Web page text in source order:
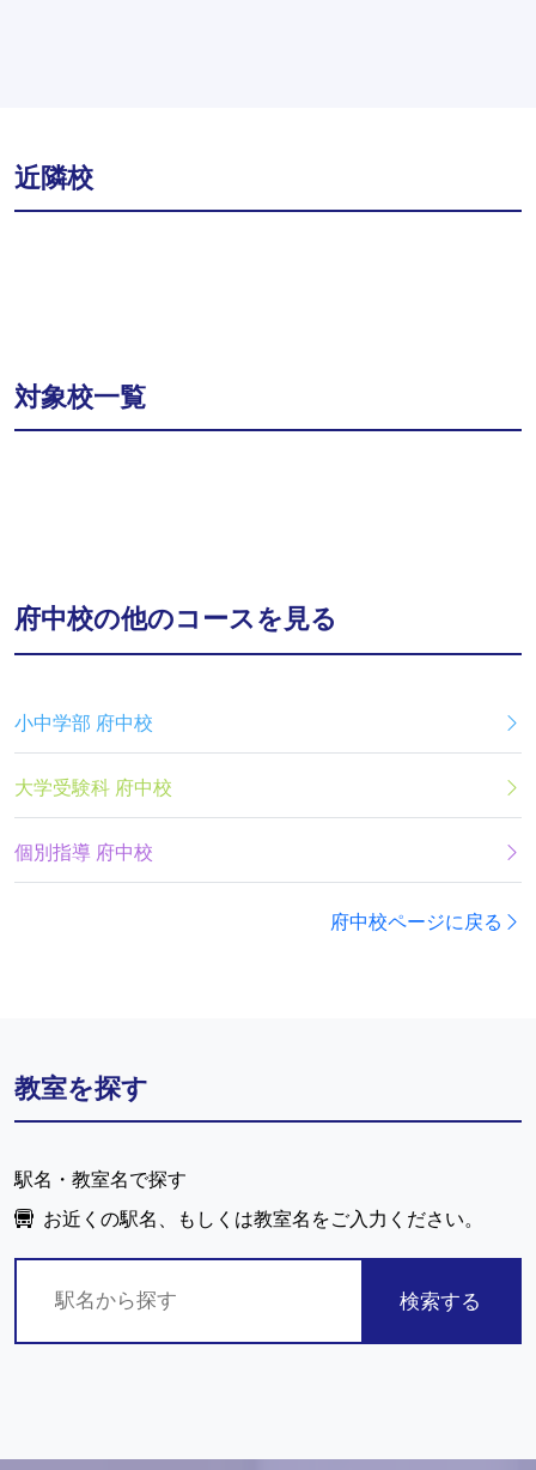
近隣校
対象校一覧
府中校の他のコースを見る
小中学部 府中校
大学受験科 府中校
個別指導 府中校
府中校ページに戻る
教室を探す
駅名・教室名で探す
お近くの駅名、もしくは教室名をご入力ください。
検索する